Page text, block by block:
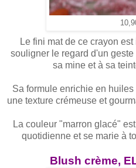
Le fini mat de ce crayon
souligner le regard d'un
sa mine et à sa
Sa formule enrichie en
une texture crémeuse et
La couleur "marron glacé"
quotidienne et se marie à
Blush crème,